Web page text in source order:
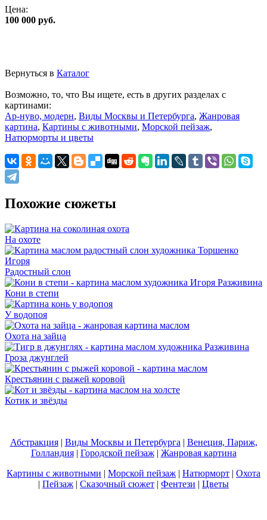
Цена:
100 000 руб.
Вернуться в Каталог
Возможно, то, что Вы ищете, есть в других разделах с
картинами:
Ар-нуво, модерн, Виды Москвы и Петербурга, Жанровая
картина, Картины с животными, Морской пейзаж,
Натюрморты и цветы
Похожие сюжеты
На охоте
Радостный слон
Кони в степи
У водопоя
Охота на зайца
Гроза джунглей
Крестьянин с рыжей коровой
Котик и звёзды
Абстракция| Виды Москвы и Петербурга | Венеция, Париж,
Голландия| Городской пейзаж| Жанровая картина
Картины с животными | Морской пейзаж | Натюрморт | Охота
| Пейзаж | Сказочный сюжет | Фентези | Цветы